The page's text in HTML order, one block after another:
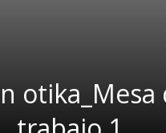
otika_Mesa